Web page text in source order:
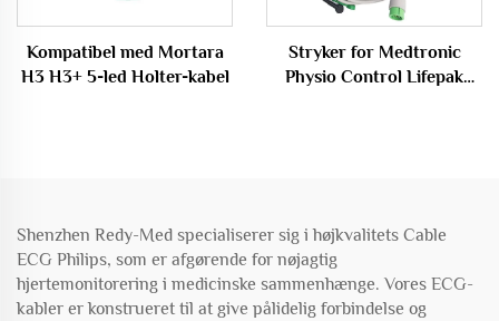
Kompatibel med Mortara
H3 H3+ 5-led Holter-kabel
Stryker for Medtronic
Physio Control Lifepak
Shenzhen Redy-Med specialiserer sig i højkvalitets Cable
ECG Philips, som er afgørende for nøjagtig
hjertemonitorering i medicinske sammenhænge. Vores ECG-
kabler er konstrueret til at give pålidelig forbindelse og